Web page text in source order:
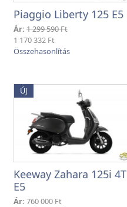
Piaggio Liberty 125 E5
Ár: 1 299 590 Ft
1 170 332 Ft
ÚJ
Keeway Zahara 125i 4T
E5
Ár: 760 000 Ft